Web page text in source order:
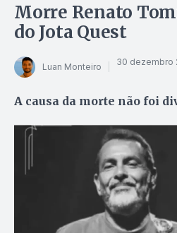
Morre Renato
do Jota Quest
Luan Monteiro 30 dezembro
A causa da morte não foi